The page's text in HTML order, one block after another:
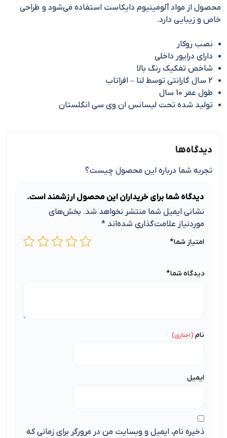
محصول از مواد آلومینیوم دایکاست استفاده می‌شود و طراحی
خاص و زیبایی دارد.
نصب روکار
دارای درایور داخلی
شاخص تفکیک رنگ بالا
2 سال گارانتی توسط لنا – افراتاب
طول عمر 10 سال
تولید شده تحت لیسانس ان وی سی انگلستان
دیدگاه‌ها
تجربه شما درباره این محصول چیست؟
دیدگاه شما برای خریداران این محصول ارزشمند است.
نشانی ایمیل شما منتشر نخواهد شد. بخش‌های
موردنیاز علامت‌گذاری شده‌اند *
امتیاز شما*
دیدگاه شما*
نام
ایمیل
ذخیره نام، ایمیل و وبسایت من در مرورگر برای زمانی که